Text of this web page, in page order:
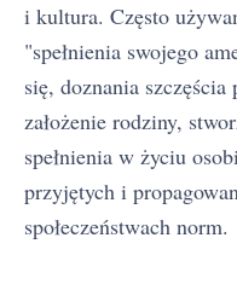
i kultura. Często
"spełnienia swojego
się, doznania
założenie rodziny,
spełnienia w życiu
przyjętych i
społeczeństwach norm.